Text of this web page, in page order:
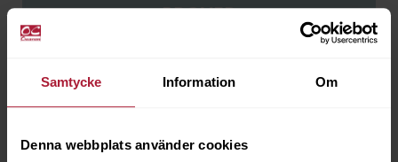
Samtycke Information Om
Denna webbplats använder cookies
PROVER
Besök vårt showroom